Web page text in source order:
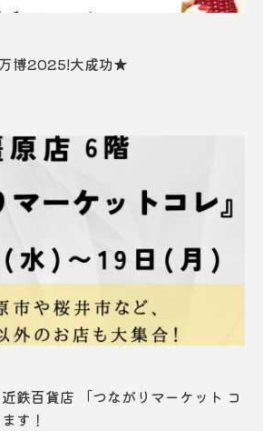
博2025!大成功★
鉄百貨店 「つながりマーケット コ
す！